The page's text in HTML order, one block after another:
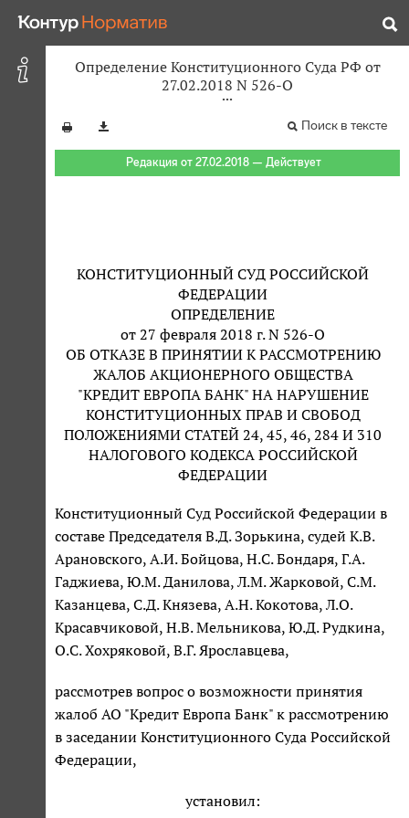
Определение Конституционного Суда РФ от
27.02.2018 N 526-О
Поиск в тексте
Редакция от 27.02.2018 — Действует
КОНСТИТУЦИОННЫЙ СУД РОССИЙСКОЙ
ФЕДЕРАЦИИ
ОПРЕДЕЛЕНИЕ
от 27 февраля 2018 г. N 526-О
ОБ ОТКАЗЕ В ПРИНЯТИИ К РАССМОТРЕНИЮ
ЖАЛОБ АКЦИОНЕРНОГО ОБЩЕСТВА
"КРЕДИТ ЕВРОПА БАНК" НА НАРУШЕНИЕ
КОНСТИТУЦИОННЫХ ПРАВ И СВОБОД
ПОЛОЖЕНИЯМИ СТАТЕЙ 24, 45, 46, 284 И 310
НАЛОГОВОГО КОДЕКСА РОССИЙСКОЙ
ФЕДЕРАЦИИ
Конституционный Суд Российской Федерации в
составе Председателя В.Д. Зорькина, судей К.В.
Арановского, А.И. Бойцова, Н.С. Бондаря, Г.А.
Гаджиева, Ю.М. Данилова, Л.М. Жарковой, С.М.
Казанцева, С.Д. Князева, А.Н. Кокотова, Л.О.
Красавчиковой, Н.В. Мельникова, Ю.Д. Рудкина,
О.С. Хохряковой, В.Г. Ярославцева,
рассмотрев вопрос о возможности принятия
жалоб АО "Кредит Европа Банк" к рассмотрению
в заседании Конституционного Суда Российской
Федерации,
установил: